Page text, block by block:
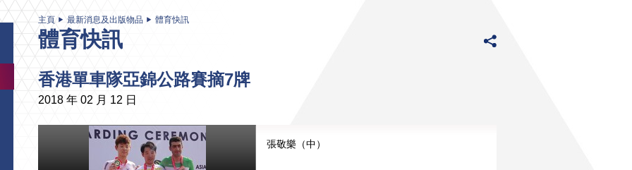
主頁 最新消息及出版物品 體育快訊
體育快訊
香港單車隊亞錦公路賽摘7牌
2018 年 02 月 12 日
張敬樂（中）